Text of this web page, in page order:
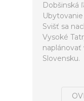
Dobšinská
Svišť sa
Vysoké
naplánovať
Slovensku.